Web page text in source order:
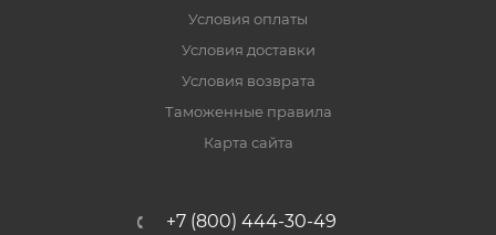
Условия оплаты
Условия доставки
Условия возврата
Таможенные правила
Карта сайта
+7 (800) 444-30-49